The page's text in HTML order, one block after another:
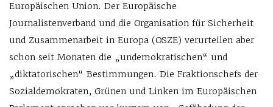
Europäischen Union. Der Europäische
Journalistenverband und die Organisation für Sicherheit
und Zusammenarbeit in Europa (OSZE) verurteilen aber
schon seit Monaten die „undemokratischen“ und
„diktatorischen“ Bestimmungen. Die Fraktionschefs der
Sozialdemokraten, Grünen und Linken im Europäischen